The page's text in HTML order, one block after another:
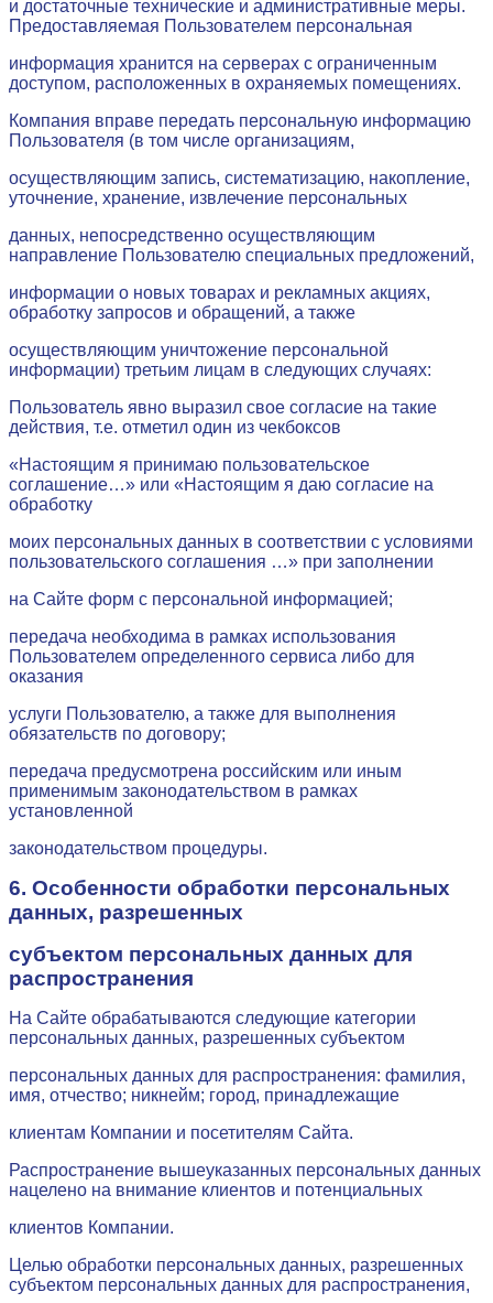
и достаточные технические и административные меры.
Предоставляемая Пользователем персональная
информация хранится на серверах с ограниченным
доступом, расположенных в охраняемых помещениях.
Компания вправе передать персональную информацию
Пользователя (в том числе организациям,
осуществляющим запись, систематизацию, накопление,
уточнение, хранение, извлечение персональных
данных, непосредственно осуществляющим
направление Пользователю специальных предложений,
информации о новых товарах и рекламных акциях,
обработку запросов и обращений, а также
осуществляющим уничтожение персональной
информации) третьим лицам в следующих случаях:
Пользователь явно выразил свое согласие на такие
действия, т.е. отметил один из чекбоксов
«Настоящим я принимаю пользовательское
соглашение…» или «Настоящим я даю согласие на
обработку
моих персональных данных в соответствии с условиями
пользовательского соглашения …» при заполнении
на Сайте форм с персональной информацией;
передача необходима в рамках использования
Пользователем определенного сервиса либо для
оказания
услуги Пользователю, а также для выполнения
обязательств по договору;
передача предусмотрена российским или иным
применимым законодательством в рамках
установленной
законодательством процедуры.
6. Особенности обработки персональных
данных, разрешенных
субъектом персональных данных для
распространения
На Сайте обрабатываются следующие категории
персональных данных, разрешенных субъектом
персональных данных для распространения: фамилия,
имя, отчество; никнейм; город, принадлежащие
клиентам Компании и посетителям Сайта.
Распространение вышеуказанных персональных данных
нацелено на внимание клиентов и потенциальных
клиентов Компании.
Целью обработки персональных данных, разрешенных
субъектом персональных данных для распространения,